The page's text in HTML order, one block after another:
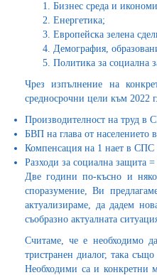
Бизнес среда и
Енергетика;
Европейска зелена
Демография,
Политика за социална
Чрез изпълнение на
средносрочни цели към 2022
Производителност на труд в
БВП на глава от
Компенсация на 1 нает в СПС
Разходи за социална защита
Две години по-късно и
споразумение, Ви
актуализираме, да дадем
съобразно актуалната
Считаме, че е необходимо
тристранен диалог, така
Необходими са и конкретни